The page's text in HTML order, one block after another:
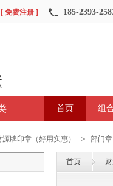
[ 免费注册 ] 185-2393-
首页 组
源牌印章（好用实惠） > 部门章
首页